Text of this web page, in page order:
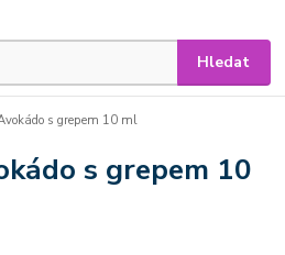
Hledat
s grepem 10 ml
s grepem 10